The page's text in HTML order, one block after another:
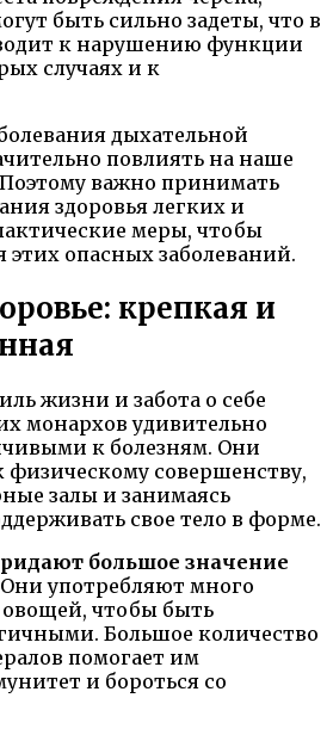
быть сильно задеты, что в
к нарушению функции
случаях и к
дыхательной
повлиять на наше
важно принимать
здоровья легких и
меры, чтобы
этих опасных заболеваний.
крепкая и
жизни и забота о себе
монархов удивительно
к болезням. Они
физическому совершенству,
залы и занимаясь
свое тело в форме.
большое значение
Они употребляют много
чтобы быть
Большое количество
помогает им
и бороться со